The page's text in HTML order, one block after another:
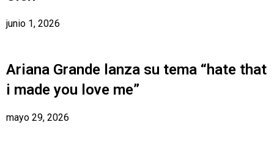
junio 1, 2026
Ariana Grande lanza su tema “hate that
i made you love me”
mayo 29, 2026